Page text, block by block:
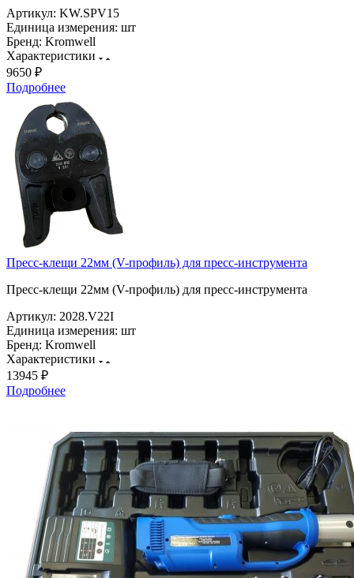
Артикул: KW.SPV15
Единица измерения: шт
Бренд: Kromwell
Характеристики
9650 ₽
Подробнее
Пресс-клещи 22мм (V-профиль) для пресс-инструмента
Пресс-клещи 22мм (V-профиль) для пресс-инструмента
Артикул: 2028.V22I
Единица измерения: шт
Бренд: Kromwell
Характеристики
13945 ₽
Подробнее